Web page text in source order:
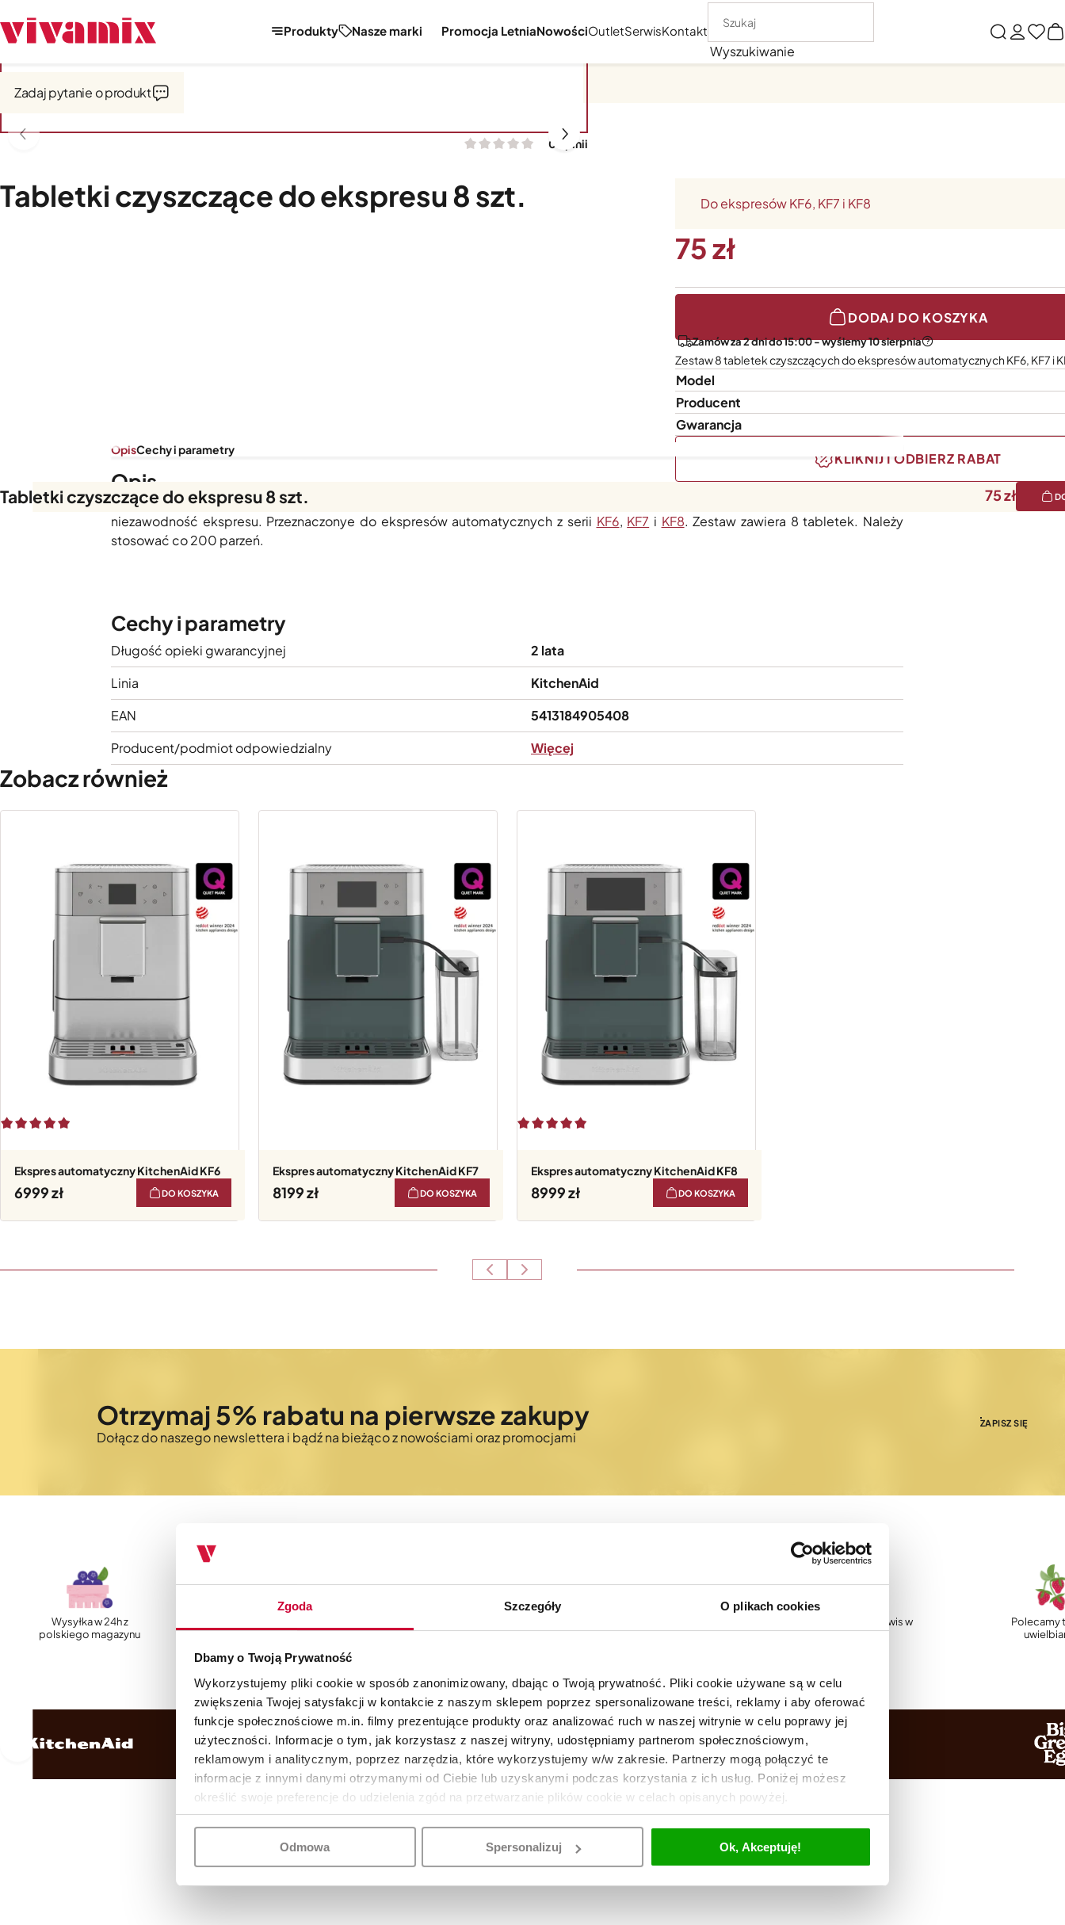
Zgoda Szczegóły O plikach cookies
Dbamy o Twoją Prywatność
Wykorzystujemy pliki cookie w sposób zanonimizowany, dbając o Twoją prywatność. Pliki cookie używane są w celu
zwiększenia Twojej satysfakcji w kontakcie z naszym sklepem poprzez spersonalizowane treści, reklamy i aby oferować
funkcje społecznościowe m.in. filmy prezentujące produkty oraz analizować ruch w naszej witrynie w celu poprawy jej
użyteczności. Informacje o tym, jak korzystasz z naszej witryny, udostępniamy partnerom społecznościowym,
reklamowym i analitycznym, poprzez narzędzia, które wykorzystujemy w/w zakresie. Partnerzy mogą połączyć te
informacje z innymi danymi otrzymanymi od Ciebie lub uzyskanymi podczas korzystania z ich usług. Poniżej możesz
określić swoje preferencje do udzielenia zgód na przetwarzanie plików cookie w celach opisanych powyżej.
Odmowa Spersonalizuj Ok, Akceptuję!
Produkty Nasze marki Promocja LetniaNowościOutletSerwisKontakt
Wyszukiwanie
Kawa i espresso
0 opinii
Tabletki czyszczące do ekspresu 8 szt.
Zadaj pytanie o produkt
Do ekspresów KF6, KF7 i KF8
75
DODAJ DO KOSZYKA
Zamów za 2 dni do 15:00 - wyślemy 10 sierpnia
Zestaw 8 tabletek czyszczących do ekspresów automatycznych KF6, KF7 i
Model
Producent
Gwarancja
KLIKNIJ I ODBIERZ RABAT
Tabletki czyszczące do ekspresu 8 szt. 75
OpisCechy i parametry
Opis
Rozpuszczalne tabletki oczyszczają ekspres z olejków i pozostałości po kawie. Regularne czyszczenie pomaga utrzymać wydajność i
niezawodność ekspresu. Przeznaczonye do ekspresów automatycznych z serii KF6, KF7 i KF8. Zestaw zawiera 8 tabletek. Należy
stosować co 200 parzeń.
Cechy i parametry
Długość opieki gwarancyjnej
2 lata
Linia
KitchenAid
EAN
5413184905408
Producent/podmiot odpowiedzialny
Więcej
Zobacz również
Ekspres automatyczny KitchenAid KF6
6999 DO KOSZYKA
Ekspres automatyczny KitchenAid KF7
8199 DO KOSZYKA
Ekspres automatyczny KitchenAid KF8
8999 DO KOSZYKA
Otrzymaj 5% rabatu na pierwsze zakupy
Dołącz do naszego newslettera i bądź na bieżąco z nowościami oraz promocjami
ZAPISZ SIĘ
Wysyłka w 24h z
polskiego magazynu
dostawa
produktów
KitchenAid
Profesjonalny serwis w
Polsce
Polecamy